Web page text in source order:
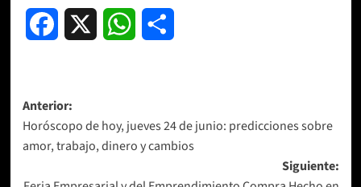
Facebook WhatsApp
Navegación
de
entradas
Anterior:
Horóscopo de hoy, jueves 24 de junio: predicciones sobre
amor, trabajo, dinero y cambios
Siguiente: